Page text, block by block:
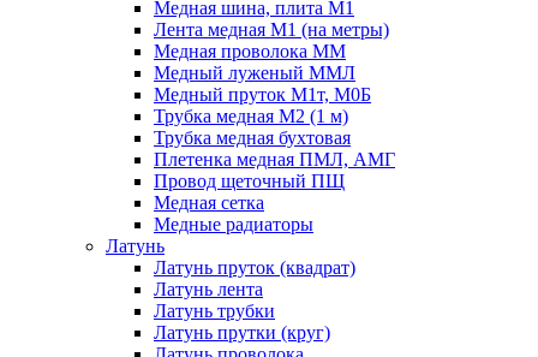
Медная шина, плита М1
Лента медная М1 (на метры)
Медная проволока ММ
Медный луженый ММЛ
Медный пруток М1т, М0Б
Трубка медная М2 (1 м)
Трубка медная бухтовая
Плетенка медная ПМЛ, АМГ
Провод щеточный ПЩ
Медная сетка
Медные радиаторы
Латунь
Латунь пруток (квадрат)
Латунь лента
Латунь трубки
Латунь прутки (круг)